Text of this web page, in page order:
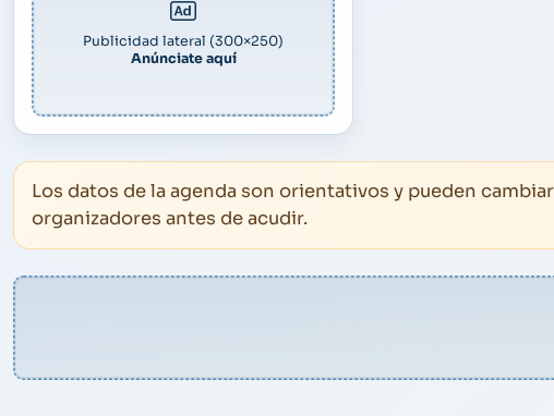
Publicidad lateral (300×250)
Anúnciate aquí
Los datos de la agenda son orientativos y pueden
organizadores antes de acudir.